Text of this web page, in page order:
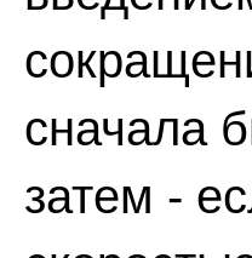
сначала
затем -